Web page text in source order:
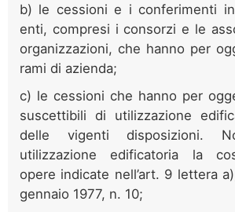
b) le cessioni e i conferimenti
enti, compresi i consorzi e le
organizzazioni, che hanno per
rami di azienda;
c) le cessioni che hanno per
suscettibili di utilizzazione
delle vigenti disposizioni.
utilizzazione edificatoria la
opere indicate nell’art. 9 lettera
gennaio 1977, n. 10;